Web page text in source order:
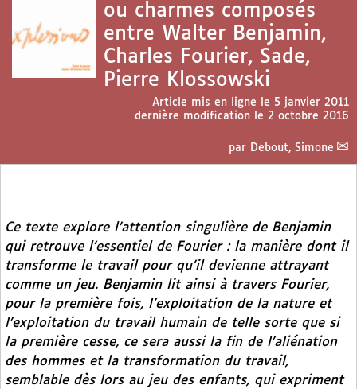
ou charmes composés
entre Walter Benjamin,
Charles Fourier, Sade,
Pierre Klossowski
Article mis en ligne le 5 janvier 2011
dernière modification le 2 octobre 2016
par Debout, Simone
Ce texte explore l’attention singulière de Benjamin
qui retrouve l’essentiel de Fourier : la manière dont il
transforme le travail pour qu’il devienne attrayant
comme un jeu. Benjamin lit ainsi à travers Fourier,
pour la première fois, l’exploitation de la nature et
l’exploitation du travail humain de telle sorte que si
la première cesse, ce sera aussi la fin de l’aliénation
des hommes et la transformation du travail,
semblable dès lors au jeu des enfants, qui expriment